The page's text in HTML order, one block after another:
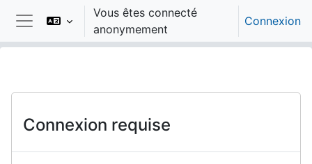
Passer au contenu principal
Panneau latéral
Vous êtes connecté
anonymement
Connexion
Connexion requise